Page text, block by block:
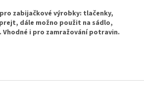
zabijačkové výrobky: tlačenky,
dále možno použit na sádlo,
Vhodné i pro zamražování potravin.